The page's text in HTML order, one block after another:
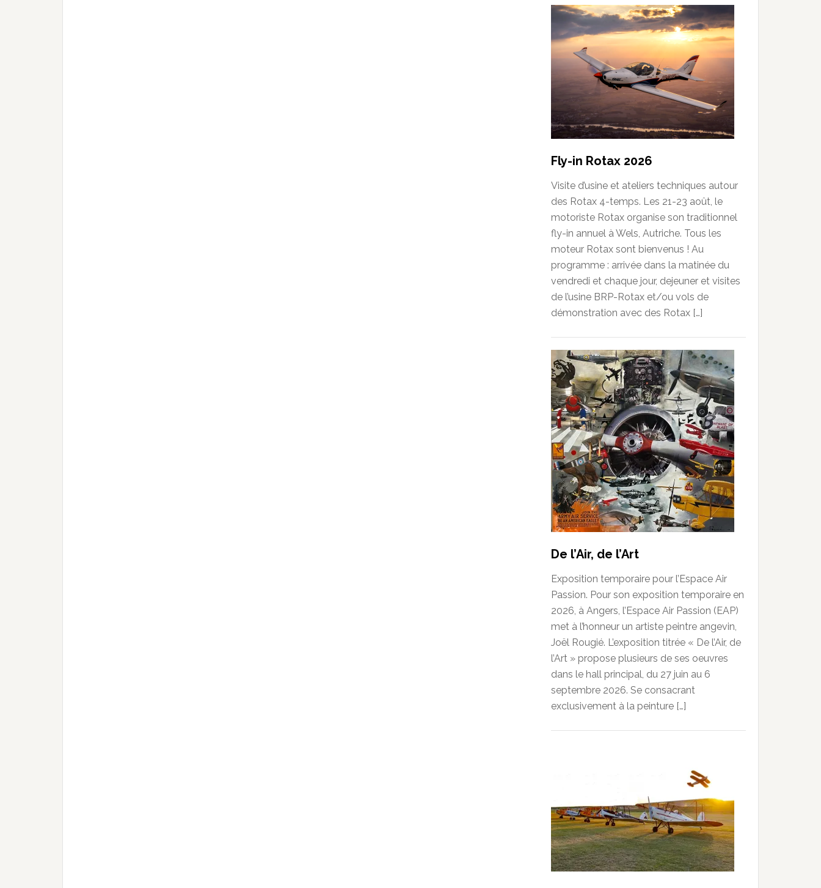
Fly-in Rotax 2026
Visite d’usine et ateliers techniques autour
des Rotax 4-temps. Les 21-23 août, le
motoriste Rotax organise son traditionnel
fly-in annuel à Wels, Autriche. Tous les
moteur Rotax sont bienvenus ! Au
programme : arrivée dans la matinée du
vendredi et chaque jour, dejeuner et visites
de l’usine BRP-Rotax et/ou vols de
démonstration avec des Rotax […]
De l’Air, de l’Art
Exposition temporaire pour l’Espace Air
Passion. Pour son exposition temporaire en
2026, à Angers, l’Espace Air Passion (EAP)
met à l’honneur un artiste peintre angevin,
Joël Rougié. L’exposition titrée « De l’Air, de
l’Art » propose plusieurs de ses oeuvres
dans le hall principal, du 27 juin au 6
septembre 2026. Se consacrant
exclusivement à la peinture […]